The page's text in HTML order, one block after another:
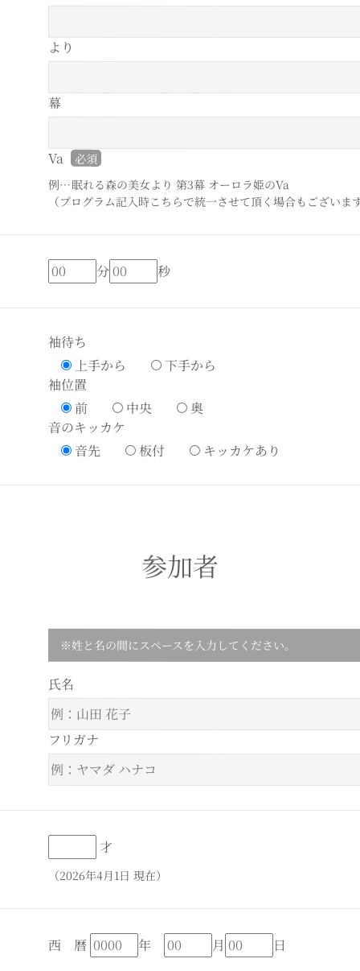
より
幕
Va 必須
例…眠れる森の美女より 第3幕 オーロラ姫のVa
（プログラム記入時こちらで統一させて頂く場合もございま
分 秒
袖待ち
上手から 下手から
袖位置
前 中央 奥
音のキッカケ
音先 板付 キッカケあり
参加者
※姓と名の間にスペースを入力してください。
氏名
フリガナ
才
（2026年4月1日 現在）
西 暦 年 月 日